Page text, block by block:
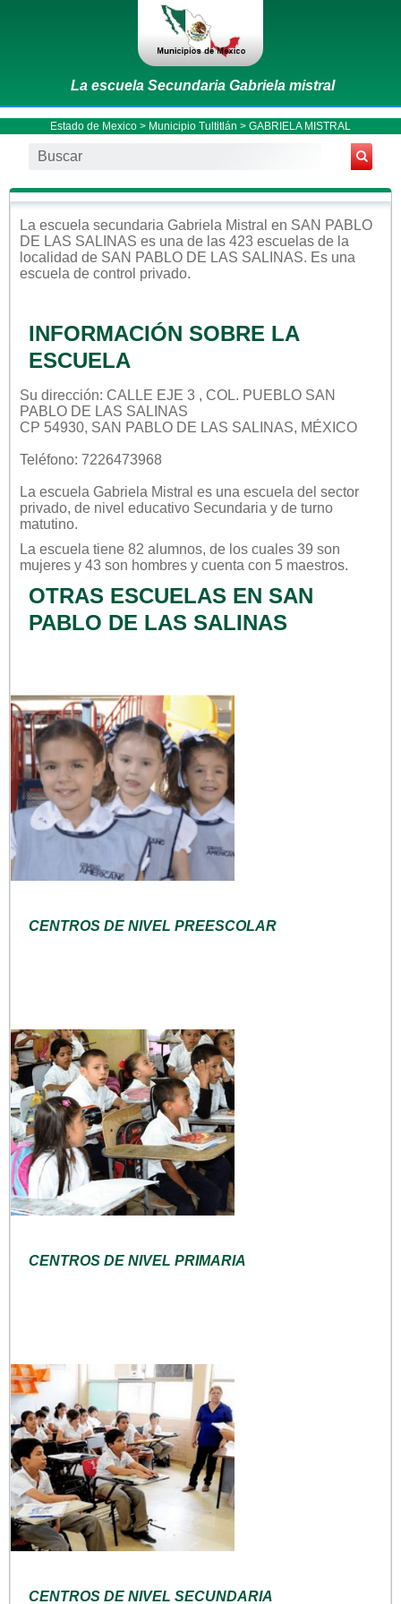
La escuela Secundaria Gabriela mistral
Estado de Mexico > Municipio Tultitlán > GABRIELA MISTRAL
La escuela secundaria Gabriela Mistral en SAN PABLO
DE LAS SALINAS es una de las 423 escuelas de la
localidad de SAN PABLO DE LAS SALINAS. Es una
escuela de control privado.
INFORMACIÓN SOBRE LA
ESCUELA
Su dirección: CALLE EJE 3 , COL. PUEBLO SAN
PABLO DE LAS SALINAS
CP 54930, SAN PABLO DE LAS SALINAS, MÉXICO
Teléfono: 7226473968
La escuela Gabriela Mistral es una escuela del sector
privado, de nivel educativo Secundaria y de turno
matutino.
La escuela tiene 82 alumnos, de los cuales 39 son
mujeres y 43 son hombres y cuenta con 5 maestros.
OTRAS ESCUELAS EN SAN
PABLO DE LAS SALINAS
CENTROS DE NIVEL PREESCOLAR
CENTROS DE NIVEL PRIMARIA
CENTROS DE NIVEL SECUNDARIA